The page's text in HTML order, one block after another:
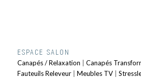
ESPACE SALON
Canapés / Relaxation Canapés
Fauteuils Releveur| Meubles TV|